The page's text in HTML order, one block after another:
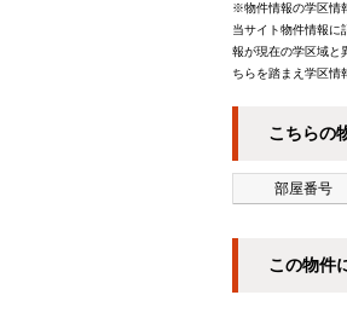
※物件情報の学区情
当サイト物件情報に
報が現在の学区域と
ちらを踏まえ学区情
こちらの
部屋番号
この物件